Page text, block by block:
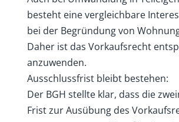
besteht eine vergleichbare
bei der Begründung von
Daher ist das Vorkaufsrecht
anzuwenden.
Ausschlussfrist bleibt bestehen:
Der BGH stellte klar, dass die
Frist zur Ausübung des